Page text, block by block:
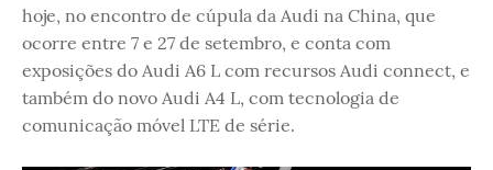
hoje, no encontro de cúpula da Audi na China, que
ocorre entre 7 e 27 de setembro, e conta com
exposições do Audi A6 L com recursos Audi connect, e
também do novo Audi A4 L, com tecnologia de
comunicação móvel LTE de série.